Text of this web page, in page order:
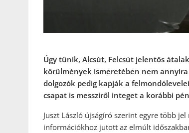
Úgy tűnik, Alcsút, Felcsút jelentős
körülmények ismeretében nem annyira
dolgozók pedig kapják a
csapat is messziről integet a korábbi
Juszt László újságíró szerint egyre több
információkhoz jutott az elmúlt